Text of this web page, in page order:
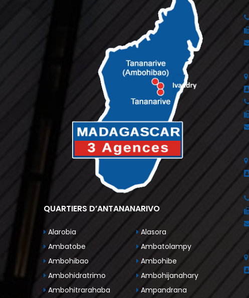
QUARTIERS D’ANTANANARIVO
Alarobia
Alasora
Ambatobe
Ambatolampy
Ambohibao
Ambohibe
Ambohidratrimo
Ambohijanahary
Ambohitrarahaba
Ampandrana